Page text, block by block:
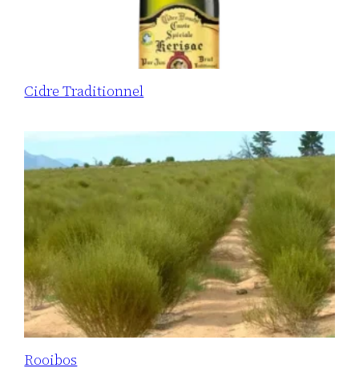
Cidre Traditionnel
Rooibos